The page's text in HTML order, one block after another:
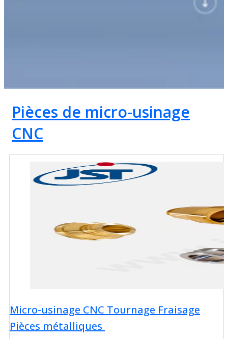
Pièces de micro-usinage
CNC
Micro-usinage CNC Tournage Fraisage
Pièces métalliques